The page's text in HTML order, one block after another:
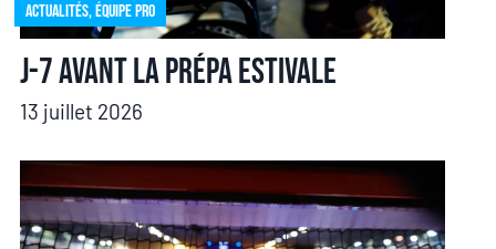
Actualités,Équipe pro
J-7 avant la prépa estivale
13 juillet 2026